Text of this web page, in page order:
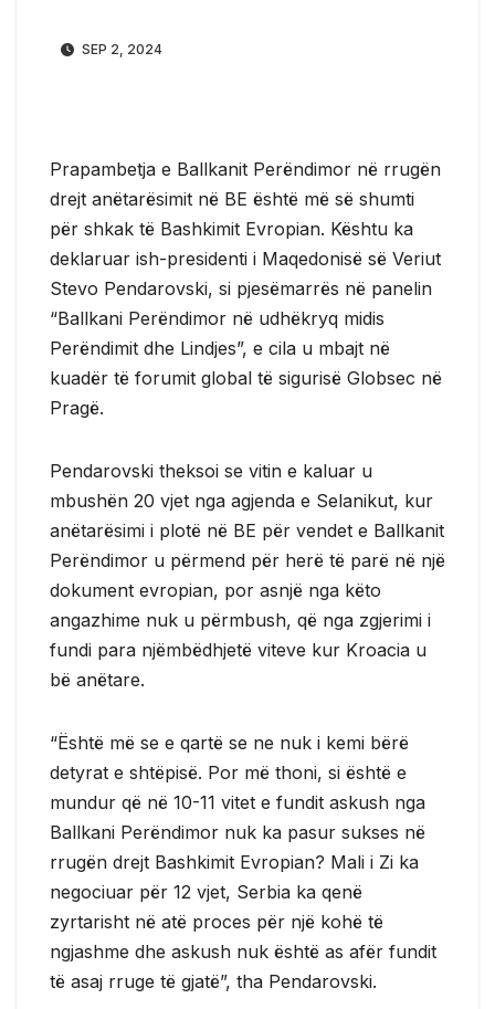
SEP 2, 2024
Prapambetja e Ballkanit Perëndimor në rrugën
drejt anëtarësimit në BE është më së shumti
për shkak të Bashkimit Evropian. Kështu ka
deklaruar ish-presidenti i Maqedonisë së Veriut
Stevo Pendarovski, si pjesëmarrës në panelin
“Ballkani Perëndimor në udhëkryq midis
Perëndimit dhe Lindjes”, e cila u mbajt në
kuadër të forumit global të sigurisë Globsec në
Pragë.
Pendarovski theksoi se vitin e kaluar u
mbushën 20 vjet nga agjenda e Selanikut, kur
anëtarësimi i plotë në BE për vendet e Ballkanit
Perëndimor u përmend për herë të parë në një
dokument evropian, por asnjë nga këto
angazhime nuk u përmbush, që nga zgjerimi i
fundi para njëmbëdhjetë viteve kur Kroacia u
bë anëtare.
“Është më se e qartë se ne nuk i kemi bërë
detyrat e shtëpisë. Por më thoni, si është e
mundur që në 10-11 vitet e fundit askush nga
Ballkani Perëndimor nuk ka pasur sukses në
rrugën drejt Bashkimit Evropian? Mali i Zi ka
negociuar për 12 vjet, Serbia ka qenë
zyrtarisht në atë proces për një kohë të
ngjashme dhe askush nuk është as afër fundit
të asaj rruge të gjatë”, tha Pendarovski.